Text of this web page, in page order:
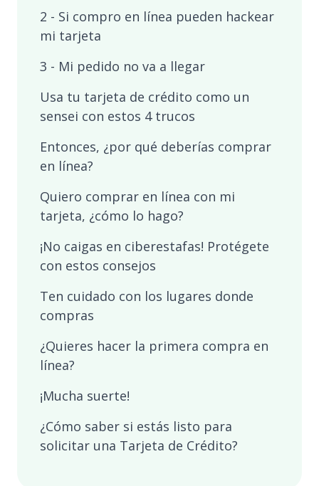
2 - Si compro en línea pueden hackear
mi tarjeta
3 - Mi pedido no va a llegar
Usa tu tarjeta de crédito como un
sensei con estos 4 trucos
Entonces, ¿por qué deberías comprar
en línea?
Quiero comprar en línea con mi
tarjeta, ¿cómo lo hago?
¡No caigas en ciberestafas! Protégete
con estos consejos
Ten cuidado con los lugares donde
compras
¿Quieres hacer la primera compra en
línea?
¡Mucha suerte!
¿Cómo saber si estás listo para
solicitar una Tarjeta de Crédito?